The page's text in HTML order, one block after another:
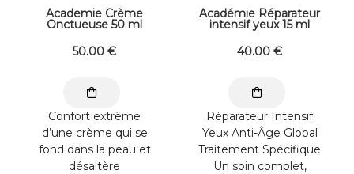
Academie Crème
Onctueuse 50 ml
50.00 €
Confort extrême
d’une crème qui se
fond dans la peau et
désaltère
Académie Réparateur
intensif yeux 15 ml
40.00 €
Réparateur Intensif
Yeux Anti-Âge Global
Traitement Spécifique
Un soin complet,